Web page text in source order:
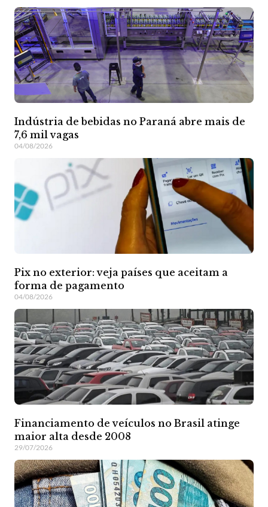
Indústria de bebidas no Paraná abre mais de
7,6 mil vagas
04/08/2026
Pix no exterior: veja países que aceitam a
forma de pagamento
04/08/2026
Financiamento de veículos no Brasil atinge
maior alta desde 2008
29/07/2026